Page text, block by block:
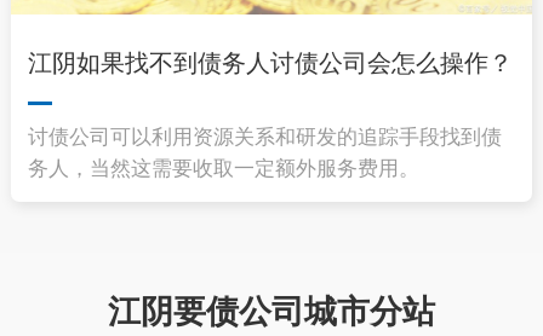
江阴如果找不到债务人讨债公司会怎么操作？
讨债公司可以利用资源关系和研发的追踪手段找到债
务人，当然这需要收取一定额外服务费用。
江阴要债公司城市分站